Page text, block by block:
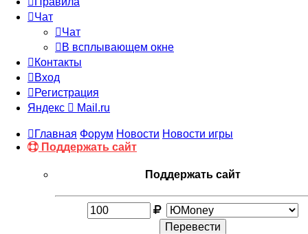
Чат
Чат
В всплывающем окне
Контакты
Вход
Регистрация
Яндекс
Mail.ru
Главная Форум Новости Новости игры
Поддержать сайт
Поддержать сайт